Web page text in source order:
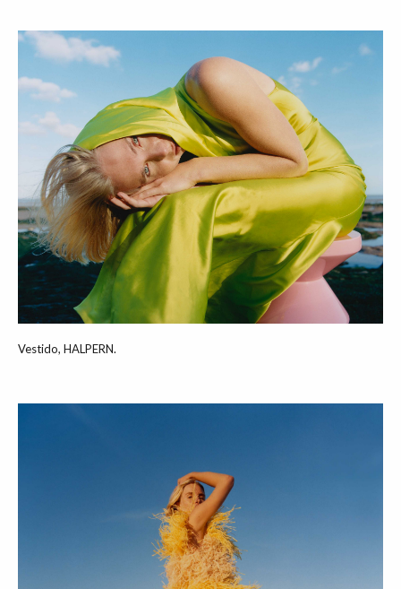
Vestido, HALPERN.